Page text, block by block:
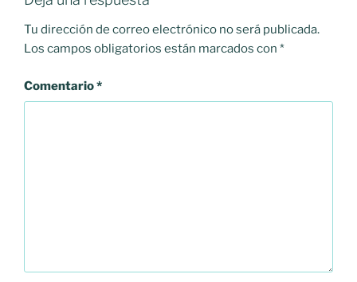
Tu dirección de correo electrónico no será publicada.
Los campos obligatorios están marcados con *
Comentario*